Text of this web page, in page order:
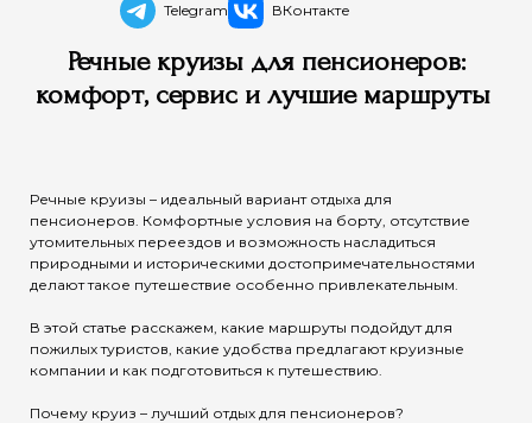
Речные круизы для пенсионеров:
комфорт, сервис и лучшие маршруты
Речные круизы – идеальный вариант отдыха для
пенсионеров. Комфортные условия на борту, отсутствие
утомительных переездов и возможность насладиться
природными и историческими достопримечательностями
делают такое путешествие особенно привлекательным.
В этой статье расскажем, какие маршруты подойдут для
пожилых туристов, какие удобства предлагают круизные
компании и как подготовиться к путешествию.
Почему круиз – лучший отдых для пенсионеров?
Telegram
ВКонтакте